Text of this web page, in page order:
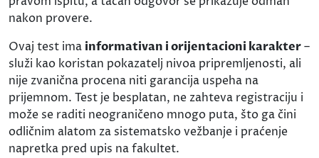
nakon provere.
Ovaj test ima informativan i orijentacioni karakter–
služi kao koristan pokazatelj nivoa pripremljenosti, ali
nije zvanična procena niti garancija uspeha na
prijemnom. Test je besplatan, ne zahteva registraciju i
može se raditi neograničeno mnogo puta, što ga čini
odličnim alatom za sistematsko vežbanje i praćenje
napretka pred upis na fakultet.